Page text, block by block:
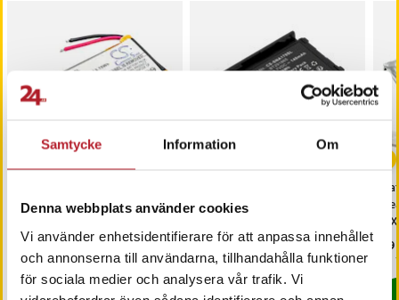
Samtycke Information Om
Denna webbplats använder cookies
Vi använder enhetsidentifierare för att anpassa innehållet
och annonserna till användarna, tillhandahålla funktioner
för sociala medier och analysera vår trafik. Vi
headset för Cardo Scala
Rider Packtalk, Packtalk Duo,
SRPT0102
Pris :109 kr
109 kr
I lager, levereras inom 1-2 vardagar
Köp
headset för Snom A170
Pris:139 kr
139 kr
Varan finns i vårt fjärrlager, förväntas